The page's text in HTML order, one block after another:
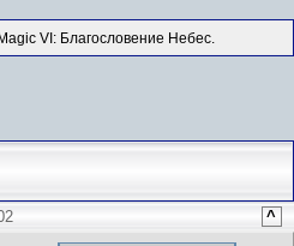
VI: Благословение Небес.
^